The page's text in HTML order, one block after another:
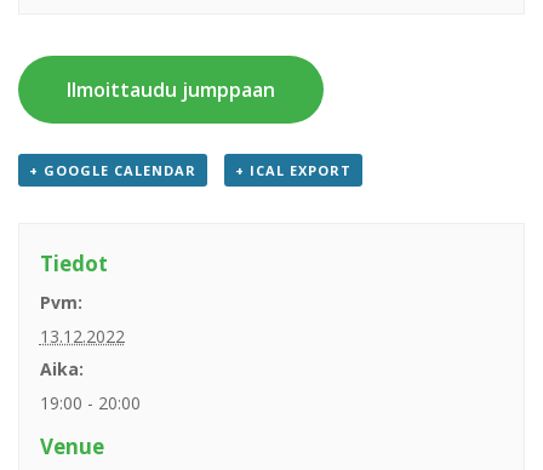
Ilmoittaudu jumppaan
+ GOOGLE CALENDAR + ICAL EXPORT
Tiedot
Pvm:
13.12.2022
Aika:
19:00 - 20:00
Venue